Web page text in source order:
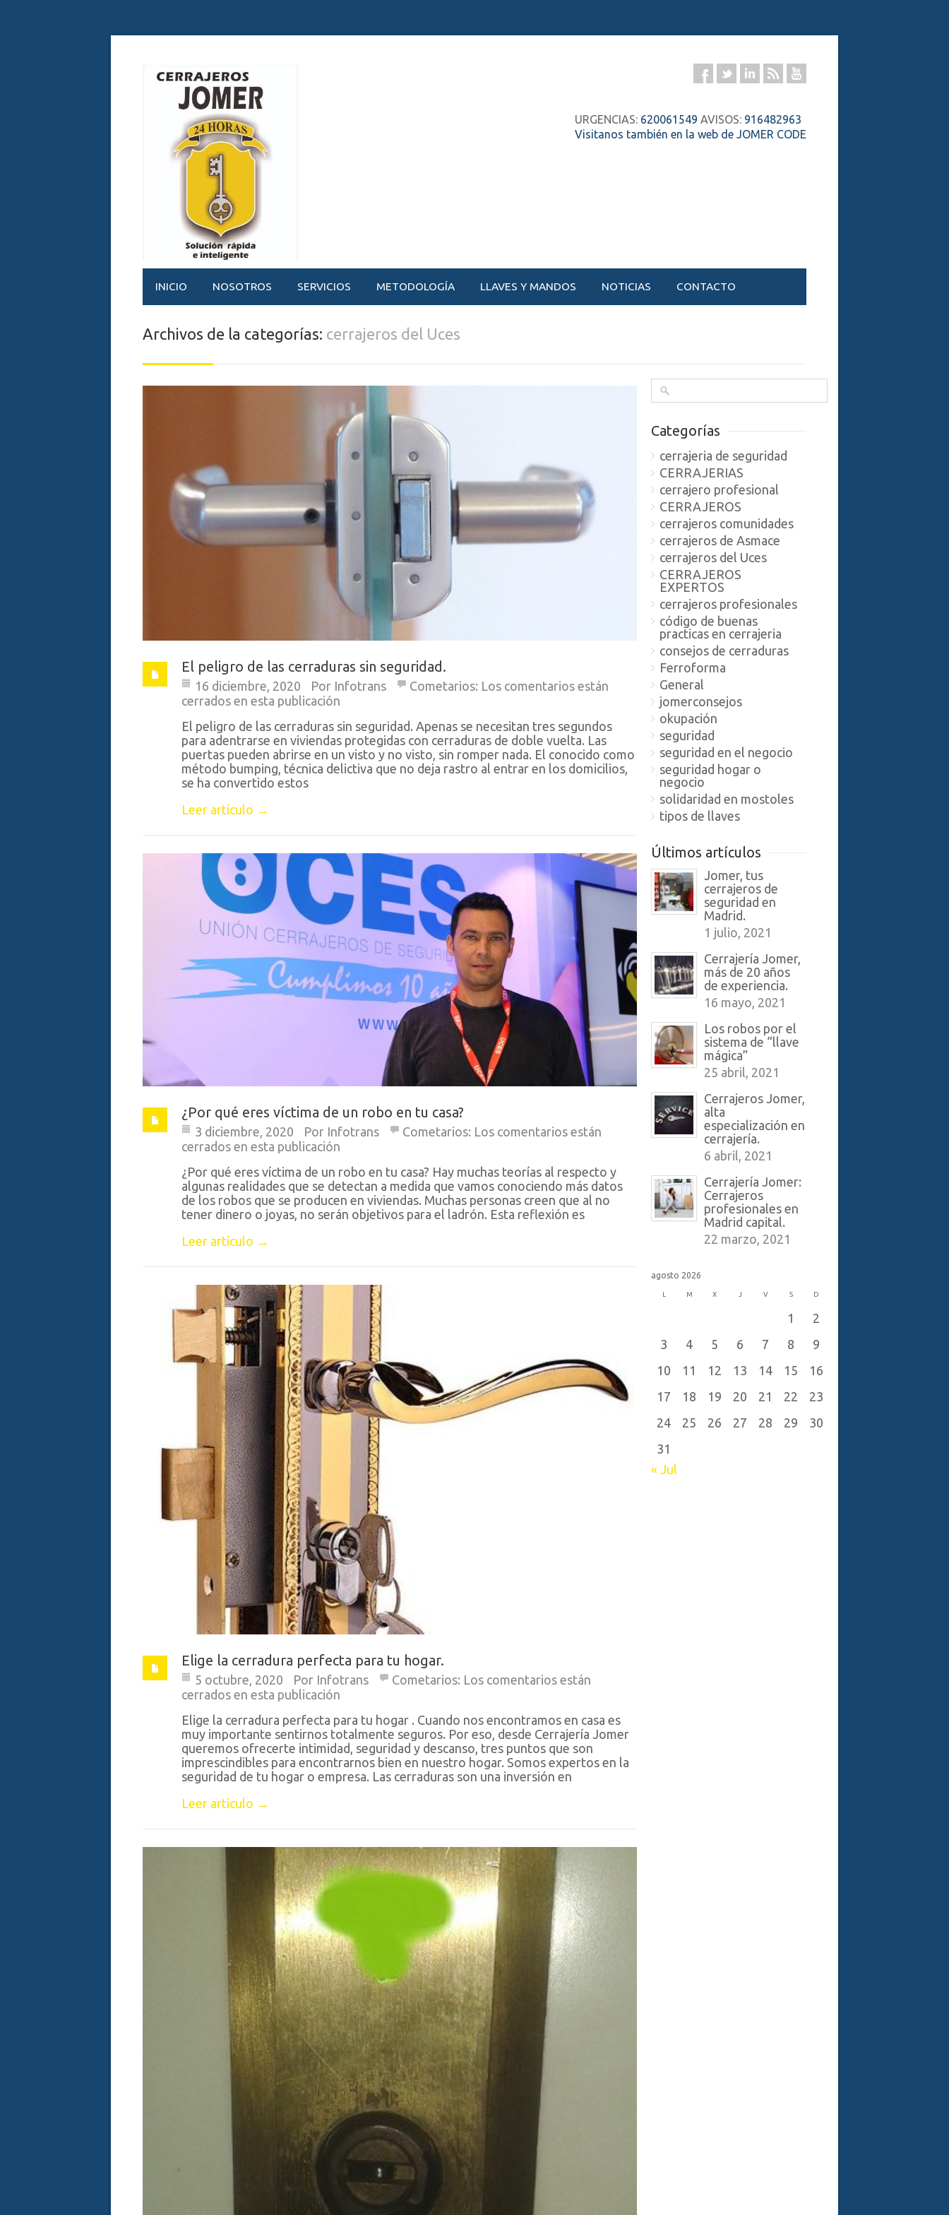
URGENCIAS: 620061549 AVISOS: 916482963
Visitanos también en la web de JOMER CODE
INICIO NOSOTROS SERVICIOS METODOLOGÍA LLAVES Y MANDOS NOTICIAS CONTACTO
Archivos de la categorías: cerrajeros del Uces
El peligro de las cerraduras sin seguridad.
16 diciembre, 2020 Por Infotrans Cometarios: Los comentarios están
cerrados en esta publicación
El peligro de las cerraduras sin seguridad. Apenas se necesitan tres segundos
para adentrarse en viviendas protegidas con cerraduras de doble vuelta. Las
puertas pueden abrirse en un visto y no visto, sin romper nada. El conocido como
método bumping, técnica delictiva que no deja rastro al entrar en los domicilios,
se ha convertido estos
Leer artículo →
¿Por qué eres víctima de un robo en tu casa?
3 diciembre, 2020 Por Infotrans Cometarios: Los comentarios están
cerrados en esta publicación
¿Por qué eres víctima de un robo en tu casa? Hay muchas teorías al respecto y
algunas realidades que se detectan a medida que vamos conociendo más datos
de los robos que se producen en viviendas. Muchas personas creen que al no
tener dinero o joyas, no serán objetivos para el ladrón. Esta reflexión es
Leer artículo →
Elige la cerradura perfecta para tu hogar.
5 octubre, 2020 Por Infotrans Cometarios: Los comentarios están
cerrados en esta publicación
Elige la cerradura perfecta para tu hogar . Cuando nos encontramos en casa es
muy importante sentirnos totalmente seguros. Por eso, desde Cerrajería Jomer
queremos ofrecerte intimidad, seguridad y descanso, tres puntos que son
imprescindibles para encontrarnos bien en nuestro hogar. Somos expertos en la
seguridad de tu hogar o empresa. Las cerraduras son una inversión en
Leer artículo →
Categorías
cerrajeria de seguridad
CERRAJERIAS
cerrajero profesional
CERRAJEROS
cerrajeros comunidades
cerrajeros de Asmace
cerrajeros del Uces
CERRAJEROS
EXPERTOS
cerrajeros profesionales
código de buenas
practicas en cerrajeria
consejos de cerraduras
Ferroforma
General
jomerconsejos
okupación
seguridad
seguridad en el negocio
seguridad hogar o
negocio
solidaridad en mostoles
tipos de llaves
Últimos artículos
Jomer, tus
cerrajeros de
seguridad en
Madrid.
1 julio, 2021
Cerrajería Jomer,
más de 20 años
de experiencia.
16 mayo, 2021
Los robos por el
sistema de “llave
mágica”
25 abril, 2021
Cerrajeros Jomer,
alta
especialización en
cerrajería.
6 abril, 2021
Cerrajería Jomer:
Cerrajeros
profesionales en
Madrid capital.
22 marzo, 2021
agosto 2026
L M X J V S D
1
2
3
4 5 6 7 8
9
10
11 12 13 14 15
16
17
18 19 20 21 22
23
24
25 26 27 28 29
30
31
« Jul